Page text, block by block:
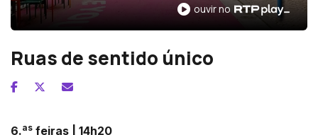
ouvir no RTP Play
ouvir no
Ruas de sentido único
6.as feiras | 14h20